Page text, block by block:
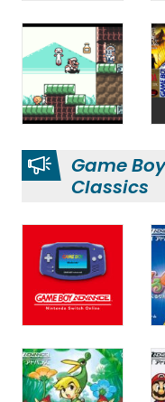
Game
Classics